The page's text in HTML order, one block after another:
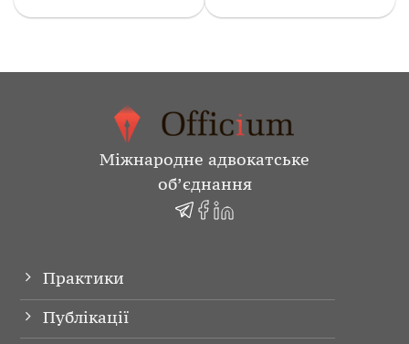
Міжнародне адвокатське
об’єднання
Практики
Публікації